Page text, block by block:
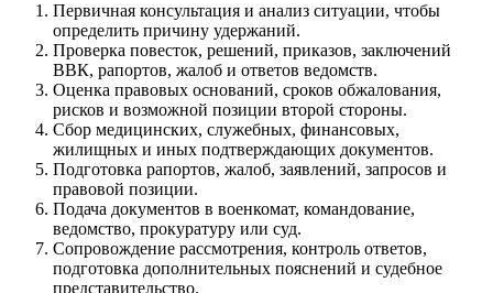
Первичная консультация и анализ ситуации, чтобы
определить причину удержаний.
Проверка повесток, решений, приказов, заключений
ВВК, рапортов, жалоб и ответов ведомств.
Оценка правовых оснований, сроков обжалования,
рисков и возможной позиции второй стороны.
Сбор медицинских, служебных, финансовых,
жилищных и иных подтверждающих документов.
Подготовка рапортов, жалоб, заявлений, запросов и
правовой позиции.
Подача документов в военкомат, командование,
ведомство, прокуратуру или суд.
Сопровождение рассмотрения, контроль ответов,
подготовка дополнительных пояснений и судебное
представительство.